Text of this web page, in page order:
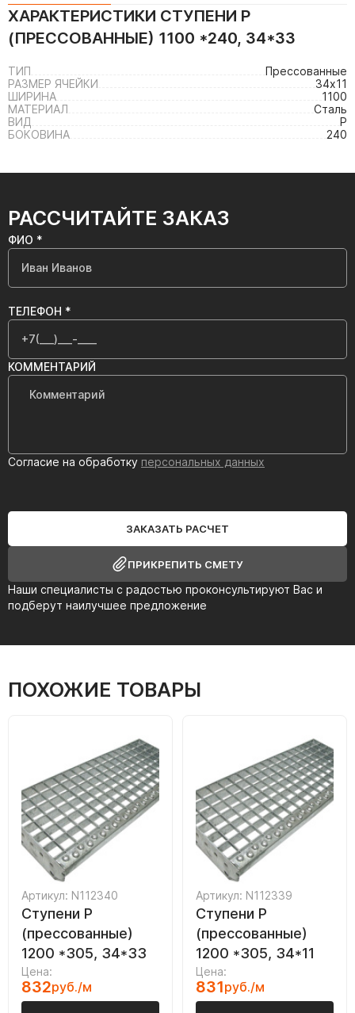
ХАРАКТЕРИСТИКИ СТУПЕНИ P
(ПРЕССОВАННЫЕ) 1100 *240, 34*33
ТИП
Прессованные
РАЗМЕР ЯЧЕЙКИ
34х11
ШИРИНА
1100
МАТЕРИАЛ
Сталь
ВИД
P
БОКОВИНА
240
РАССЧИТАЙТЕ ЗАКАЗ
Наши специалисты с радостью проконсультируют Вас и
подберут наилучшее предложение
ФИО *
ТЕЛЕФОН *
КОММЕНТАРИЙ
Согласие на обработку персональных данных
ЗАКАЗАТЬ РАСЧЕТ
ПРИКРЕПИТЬ СМЕТУ
ПОХОЖИЕ ТОВАРЫ
Артикул: N112340
Ступени P
(прессованные)
1200 *305, 34*33
Цена:
832руб./м
Артикул: N112339
Ступени P
(прессованные)
1200 *305, 34*11
Цена:
831руб./м